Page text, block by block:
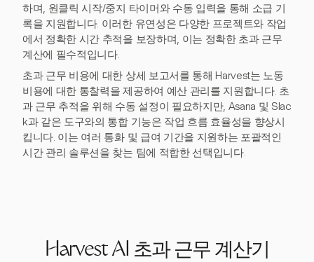
하며, 원클릭 시작/중지 타이머와 수동 입력을 통해 소급 기
록을 지원합니다. 이러한 유연성은 다양한 프로젝트와 작업
에서 정확한 시간 추적을 보장하며, 이는 정확한 초과 근무
계산에 필수적입니다.
초과 근무 비용에 대한 상세 보고서를 통해 Harvest는 노동
비용에 대한 통찰력을 제공하여 예산 관리를 지원합니다. 초
과 근무 추적을 위해 수동 설정이 필요하지만, Asana 및 Slac
k과 같은 도구와의 통합 기능은 작업 흐름 효율성을 향상시
킵니다. 이는 여러 통화 및 급여 기간을 지원하는 포괄적인
시간 관리 솔루션을 찾는 팀에 적합한 선택입니다.
Harvest AI 초과 근무 계산기